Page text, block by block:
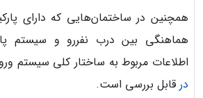
همچنین در ساختمان‌هایی که دارای
هماهنگی بین درب نفررو و سیستم
اطلاعات مربوط به ساختار کلی سیستم
در قابل بررسی است.